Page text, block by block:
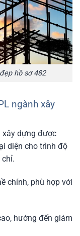
hồ sơ 482
ngành xây
xây dựng được
diện cho trình độ
chính, phù hợp với
hướng đến giám